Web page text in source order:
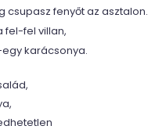
csupasz fenyőt az asztalon.
fel-fel villan,
karácsonya.